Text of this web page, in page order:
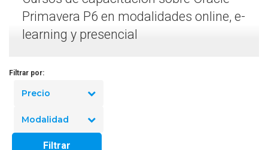
Primavera P6 en modalidades online, e-
learning y presencial
Filtrar por:
Precio
Modalidad
Filtrar